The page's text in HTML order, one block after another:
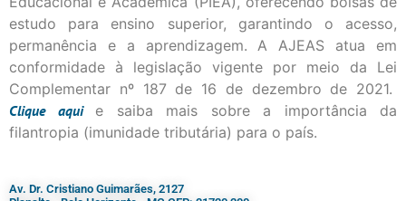
estudo para ensino superior, garantindo o acesso,
permanência e a aprendizagem. A AJEAS atua em
conformidade à legislação vigente por meio da Lei
Complementar nº 187 de 16 de dezembro de 2021.
Cliqueaqui
e saiba mais sobre a importância da
filantropia (imunidade tributária) para o país.
Av. Dr. Cristiano Guimarães, 2127